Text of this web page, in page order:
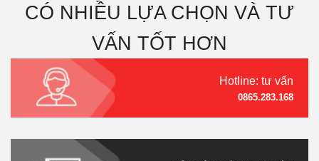
CÓ NHIỀU LỰA CHỌN VÀ TƯ
VẤN TỐT HƠN
Hotline: tư vấn
0865.283.168